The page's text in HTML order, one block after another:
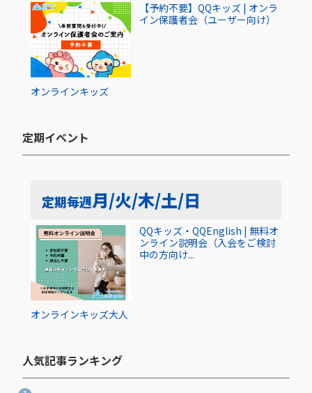
オンラインキッズ
【予約不要】QQキッズ | オンラ
イン保護者会（ユーザー向け）
定期イベント​
定期毎週月/火/木/土/日
オンラインキッズ大人
QQキッズ・QQEnglish | 無料オ
ンライン説明会（入会をご検討
中の方向け...
人気記事ランキング​